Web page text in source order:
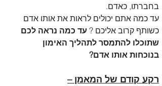
בחברתו, כאדם.
עד כמה אתם יכולים לראות את אותו אדם
כשותף קרוב אליכם ? עד כמה נראה לכם
שתוכלו להתמסר לתהליך האימון
בנוכחות אותו אדם?
רקע קודם של המאמן –